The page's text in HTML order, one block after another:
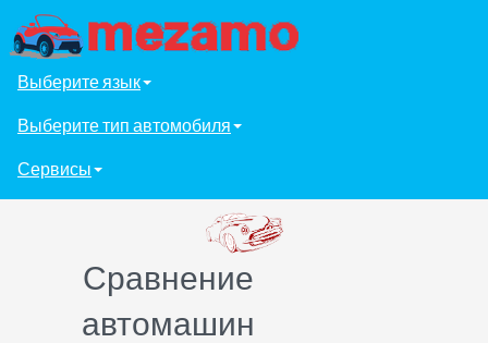
Выберите язык
Выберите тип автомобиля
Сервисы
Сравнение
автомашин